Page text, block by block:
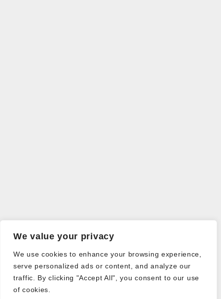
We value your privacy
We use cookies to enhance your browsing experience,
serve personalized ads or content, and analyze our
traffic. By clicking "Accept All", you consent to our use
of cookies.